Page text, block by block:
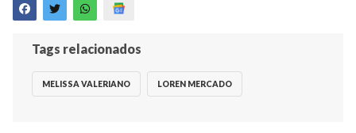
Tags relacionados
MELISSA VALERIANO LOREN MERCADO